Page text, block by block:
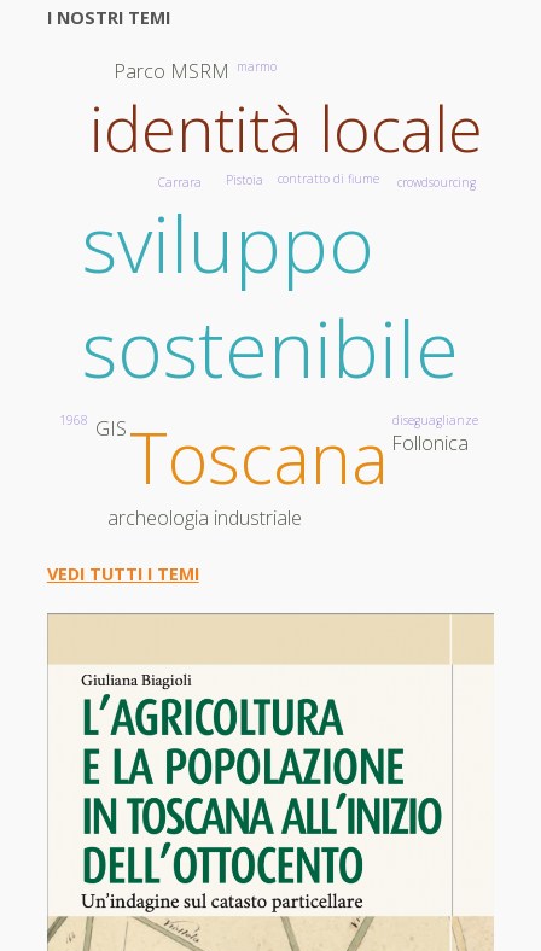
I NOSTRI TEMI
sviluppo
sostenibile
Toscana
identità locale
archeologia industriale
Parco MSRM
Follonica
GIS
contratto di fiume
diseguaglianze
Carrara crowdsourcing
marmo
Pistoia
1968
VEDI TUTTI I TEMI